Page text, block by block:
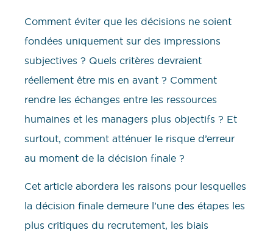
Comment éviter que les décisions ne soient
fondées uniquement sur des impressions
subjectives ? Quels critères devraient
réellement être mis en avant ? Comment
rendre les échanges entre les ressources
humaines et les managers plus objectifs ? Et
surtout, comment atténuer le risque d’erreur
au moment de la décision finale ?
Cet article abordera les raisons pour lesquelles
la décision finale demeure l’une des étapes les
plus critiques du recrutement, les biais